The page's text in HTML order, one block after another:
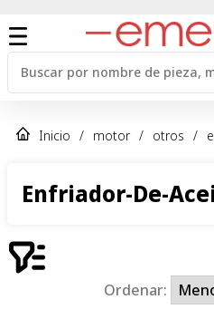
Inicio / motor / otros /
Enfriador-De-
Ordenar: